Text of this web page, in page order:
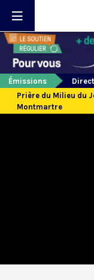
Émissions
Prière du Milieu du
Montmartre